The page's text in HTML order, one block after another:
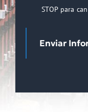
STOP para
Enviar